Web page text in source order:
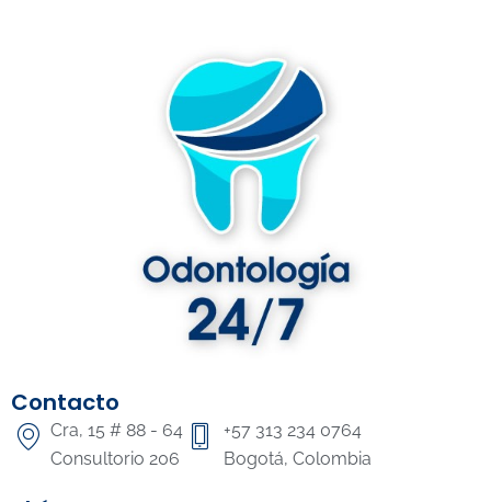
Contacto
Cra, 15 # 88 - 64
Consultorio 206
+57 313 234 0764
Bogotá, Colombia